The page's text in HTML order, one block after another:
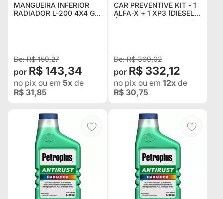
MANGUEIRA INFERIOR
RADIADOR L-200 4X4 GL
R$ 159,27
R$ 143,34
no pix ou em 5x de
R$ 31,85
CAR PREVENTIVE KIT - 1
ALFA-X + 1 XP3 (DIESEL /
ÁLCOOL OU GASOLINA)
R$ 369,02
R$ 332,12
no pix ou em 12x de
R$ 30,75